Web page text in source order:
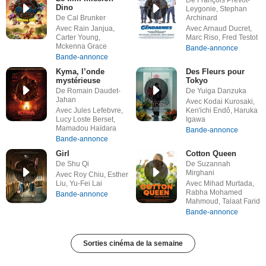
Dino
De Cal Brunker
Avec Rain Janjua,
Carter Young,
Mckenna Grace
Bande-annonce
Leygonie, Stephan
Archinard
Avec Arnaud Ducret,
Marc Riso, Fred Testot
Bande-annonce
Kyma, l’onde
mystérieuse
De Romain Daudet-
Jahan
Avec Jules Lefebvre,
Lucy Loste Berset,
Mamadou Haïdara
Bande-annonce
Des Fleurs pour
Tokyo
De Yuiga Danzuka
Avec Kodai Kurosaki,
Ken'ichi Endô, Haruka
Igawa
Bande-annonce
Girl
De Shu Qi
Avec Roy Chiu, Esther
Liu, Yu-Fei Lai
Bande-annonce
Cotton Queen
De Suzannah
Mirghani
Avec Mihad Murtada,
Rabha Mohamed
Mahmoud, Talaat Farid
Bande-annonce
Sorties cinéma de la semaine